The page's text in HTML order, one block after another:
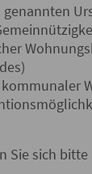
Sie sich bitte